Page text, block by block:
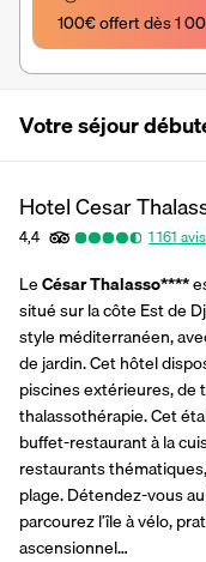
100€ offert dès 1
Votre séjour
Hotel Cesar
4,4 1 161 avis
Le César Thalasso****
situé sur la côte Est de
style méditerranéen,
de jardin. Cet hôtel
piscines extérieures, de
thalassothérapie. Cet
buffet-restaurant à la
restaurants
plage. Détendez-vous
parcourez l’île à vélo,
ascensionnel…